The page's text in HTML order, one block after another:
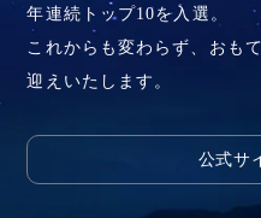
年連続トップ10を入選。
これからも変わらず、おも
迎えいたします。
公式サ